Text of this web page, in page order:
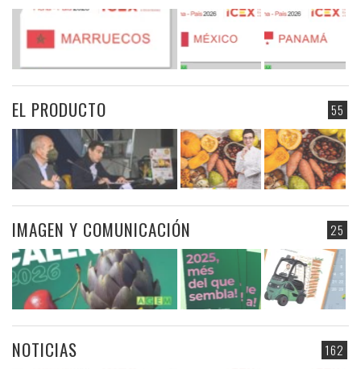
55
EL PRODUCTO
25
IMAGEN Y COMUNICACIÓN
162
NOTICIAS